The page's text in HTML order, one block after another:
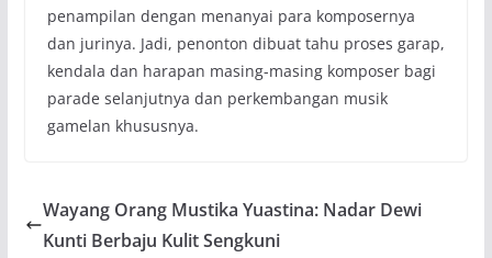
penampilan dengan menanyai para komposernya
dan jurinya. Jadi, penonton dibuat tahu proses garap,
kendala dan harapan masing-masing komposer bagi
parade selanjutnya dan perkembangan musik
gamelan khususnya.
Wayang Orang Mustika Yuastina: Nadar Dewi
Kunti Berbaju Kulit Sengkuni